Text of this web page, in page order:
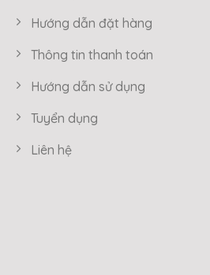
Hướng dẫn đặt hàng
Thông tin thanh toán
Hướng dẫn sử dụng
Tuyển dụng
Liên hệ